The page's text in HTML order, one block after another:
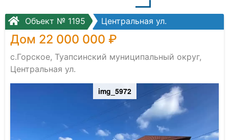
Объект № 1195 Центральная ул.
Дом 22 000 000 ₽
с.Горское, Туапсинский муниципальный округ,
Центральная ул.
img_5972